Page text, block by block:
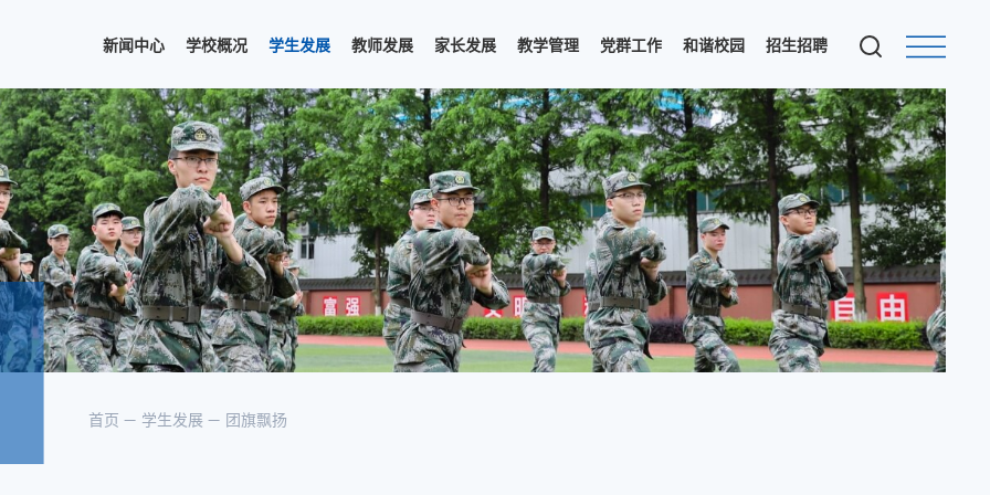
新闻中心 学校概况 学生发展 教师发展 家长发展 教学管理 党群工作 和谐校园 招生招聘
首页 学生发展 团旗飘扬